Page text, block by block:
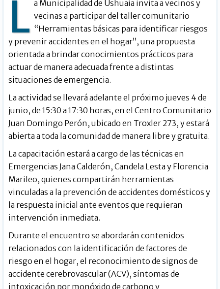
L a Municipalidad de Ushuaia invita a vecinos y
vecinas a participar del taller comunitario
“Herramientas básicas para identificar riesgos
y prevenir accidentes en el hogar”, una propuesta
orientada a brindar conocimientos prácticos para
actuar de manera adecuada frente a distintas
situaciones de emergencia.
La actividad se llevará adelante el próximo jueves 4 de
junio, de 15:30 a 17:30 horas, en el Centro Comunitario
Juan Domingo Perón, ubicado en Troxler 273, y estará
abierta a toda la comunidad de manera libre y gratuita.
La capacitación estará a cargo de las técnicas en
Emergencias Jana Calderón, Candela Lesta y Florencia
Marileo, quienes compartirán herramientas
vinculadas a la prevención de accidentes domésticos y
la respuesta inicial ante eventos que requieran
intervención inmediata.
Durante el encuentro se abordarán contenidos
relacionados con la identificación de factores de
riesgo en el hogar, el reconocimiento de signos de
accidente cerebrovascular (ACV), síntomas de
intoxicación por monóxido de carbono y